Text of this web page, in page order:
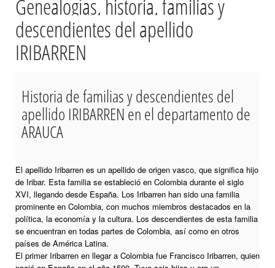
Genealogías, historia, familias y
descendientes del apellido
IRIBARREN
Historia de familias y descendientes del
apellido IRIBARREN en el departamento de
ARAUCA
El apellido Iribarren es un apellido de origen vasco, que significa hijo
de Iribar. Esta familia se estableció en Colombia durante el siglo
XVI, llegando desde España. Los Iribarren han sido una familia
prominente en Colombia, con muchos miembros destacados en la
política, la economía y la cultura. Los descendientes de esta familia
se encuentran en todas partes de Colombia, así como en otros
países de América Latina.
El primer Iribarren en llegar a Colombia fue Francisco Iribarren, quien